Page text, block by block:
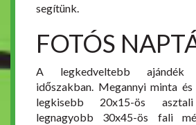
segítünk.
FOTÓS
A legkedveltebb ajándék
időszakban. Megannyi minta
legkisebb 20x15-ös
legnagyobb 30x45-ös fali